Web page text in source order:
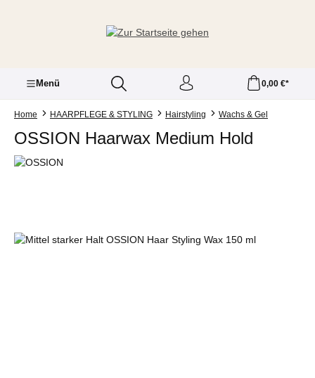
Menü 0,00 €*
Home HAARPFLEGE & STYLING Hairstyling Wachs & Gel
OSSION Haarwax Medium Hold
Bildergalerie überspringen